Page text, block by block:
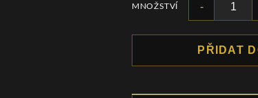
MNOŽSTVÍ -
PŘIDAT